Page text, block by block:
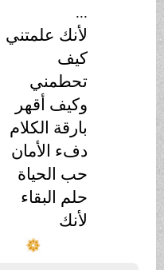
لأنك علمتني
كيف
تحطمني
وكيف أقهر
بارقة الكلام
دفء الأمان
حب الحياة
حلم البقاء
لأنك